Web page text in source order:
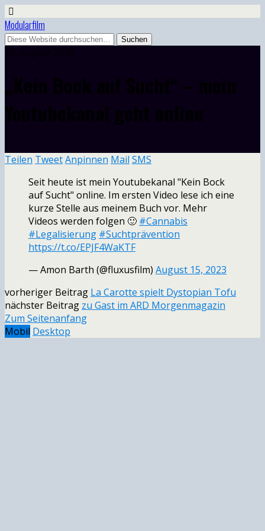
Modularfilm
Teilen TweetAnpinnen Mail SMS
Seit heute ist mein Youtubekanal "Kein Bock
auf Sucht" online. Im ersten Video lese ich eine
kurze Stelle aus meinem Buch vor. Mehr
Videos werden folgen 🙂 #Cannabis
#Legalisierung #Suchtprävention
https://t.co/EPJF4WaKTF
— Amon Barth (@fluxusfilm) August 15, 2023
vorheriger Beitrag La Carotte spielt Dystopian Tofu
nächster Beitrag zu Gast im ARD Morgenmagazin
Zum Seitenanfang
Mobil Desktop